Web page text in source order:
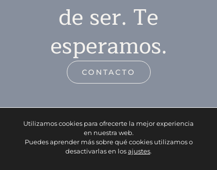
de ser. Te
esperamos.
CONTACTO
Utilizamos cookies para ofrecerte la mejor experiencia
en nuestra web.
Puedes aprender más sobre qué cookies utilizamos o
desactivarlas en losajustes.